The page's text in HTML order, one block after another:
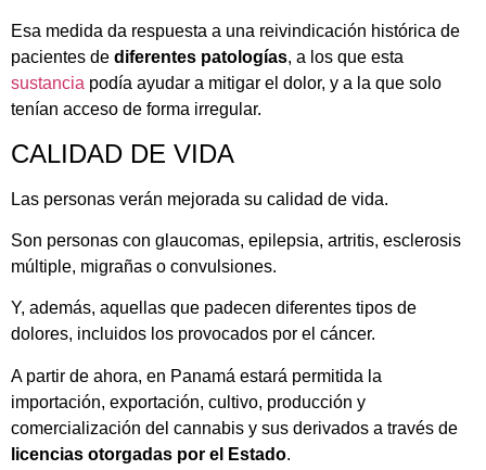
Esa medida da respuesta a una reivindicación histórica de
pacientes de diferentes patologías, a los que esta
sustancia podía ayudar a mitigar el dolor, y a la que solo
tenían acceso de forma irregular.
CALIDAD DE VIDA
Las personas verán mejorada su calidad de vida.
Son personas con glaucomas, epilepsia, artritis, esclerosis
múltiple, migrañas o convulsiones.
Y, además, aquellas que padecen diferentes tipos de
dolores, incluidos los provocados por el cáncer.
A partir de ahora, en Panamá estará permitida la
importación, exportación, cultivo, producción y
comercialización del cannabis y sus derivados a través de
licencias otorgadas por el Estado.